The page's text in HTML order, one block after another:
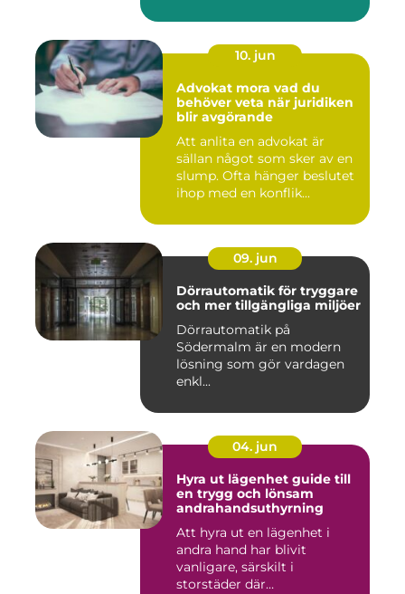
10. jun
Advokat mora vad du
behöver veta när juridiken
blir avgörande
Att anlita en advokat är
sällan något som sker av en
slump. Ofta hänger beslutet
ihop med en konflik...
09. jun
Dörrautomatik för tryggare
och mer tillgängliga miljöer
Dörrautomatik på
Södermalm är en modern
lösning som gör vardagen
enkl...
04. jun
Hyra ut lägenhet guide till
en trygg och lönsam
andrahandsuthyrning
Att hyra ut en lägenhet i
andra hand har blivit
vanligare, särskilt i
storstäder där